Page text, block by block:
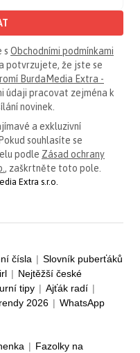
s Obchodními podmínkami
potvrzujete, že jste se
BurdaMedia Extra -
údaji pracovat zejména k
novinek.
a exkluzivní
souhlasíte se
podle Zásad ochrany
, zaškrtněte toto pole.
Extra s.r.o.
čísla | Slovník puberťáků
| Nejtěžší české
tipy | Ajťák radí |
2026 | WhatsApp
| Fazolky na